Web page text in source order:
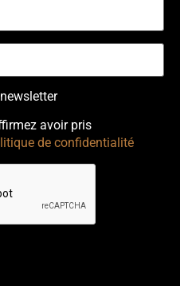
avoir pris
de confidentialité